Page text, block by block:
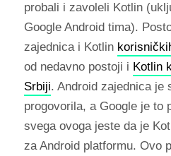
probali i zavoleli Kotlin
Google Android tima).
zajednica i Kotlin
od nedavno postoji i Kotlin
Srbiji. Android zajednica je
progovorila, a Google je to
svega ovoga jeste da je
za Android platformu. Ovo